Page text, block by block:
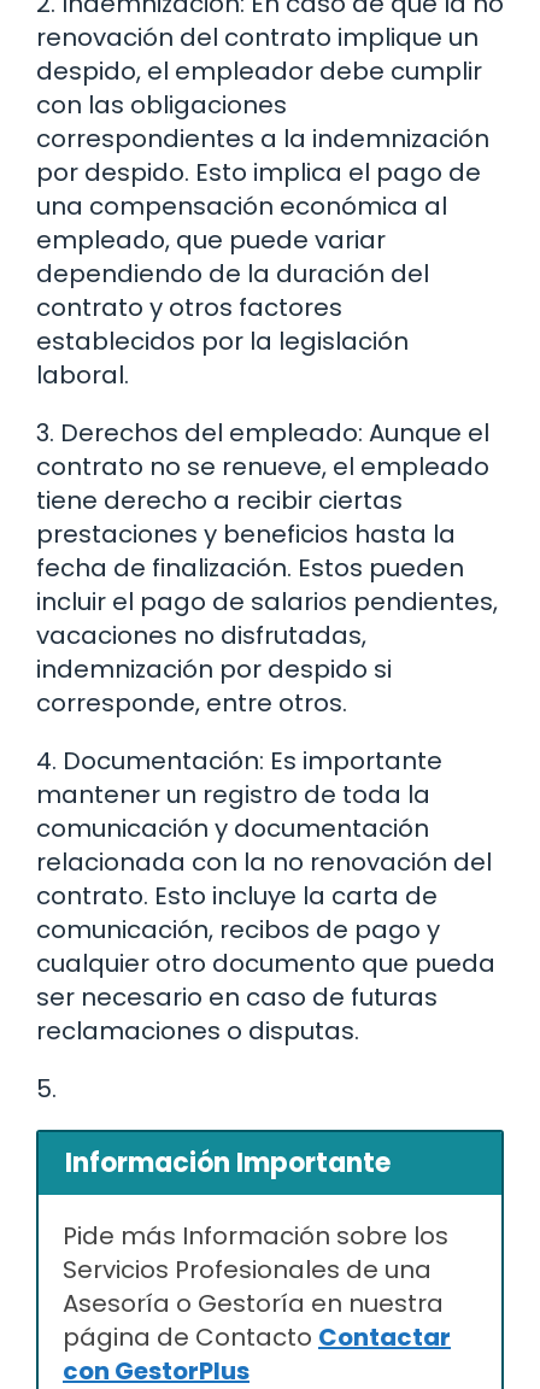
renovación del contrato implique un
despido, el empleador debe cumplir
con las obligaciones
correspondientes a la indemnización
por despido. Esto implica el pago de
una compensación económica al
empleado, que puede variar
dependiendo de la duración del
contrato y otros factores
establecidos por la legislación
laboral.
3. Derechos del empleado: Aunque el
contrato no se renueve, el empleado
tiene derecho a recibir ciertas
prestaciones y beneficios hasta la
fecha de finalización. Estos pueden
incluir el pago de salarios pendientes,
vacaciones no disfrutadas,
indemnización por despido si
corresponde, entre otros.
4. Documentación: Es importante
mantener un registro de toda la
comunicación y documentación
relacionada con la no renovación del
contrato. Esto incluye la carta de
comunicación, recibos de pago y
cualquier otro documento que pueda
ser necesario en caso de futuras
reclamaciones o disputas.
5.
Información Importante
Pide más Información sobre los
Servicios Profesionales de una
Asesoría o Gestoría en nuestra
página de Contacto Contactar
con GestorPlus